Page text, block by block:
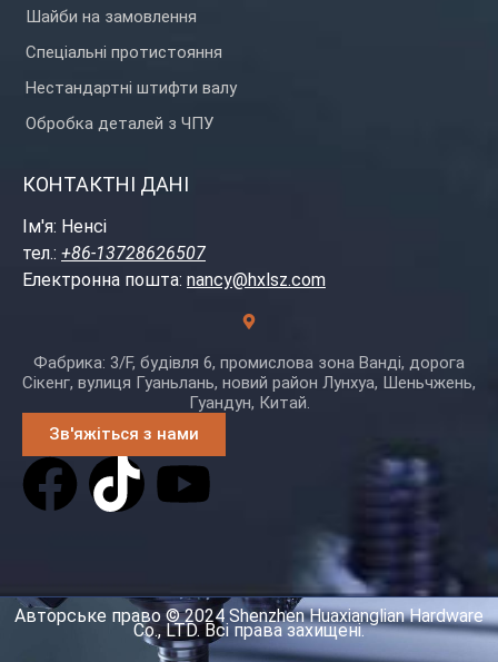
Шайби на замовлення
Спеціальні протистояння
Нестандартні штифти валу
Обробка деталей з ЧПУ
КОНТАКТНІ ДАНІ
Ім'я: Ненсі
тел.: +86-13728626507
Електронна пошта: nancy@hxlsz.com
Фабрика: 3/F, будівля 6, промислова зона Ванді, дорога
Сікенг, вулиця Гуаньлань, новий район Лунхуа, Шеньчжень,
Гуандун, Китай.
Зв'яжіться з нами
Авторське право © 2024 Shenzhen Huaxianglian Hardware
Co., LTD. Всі права захищені.